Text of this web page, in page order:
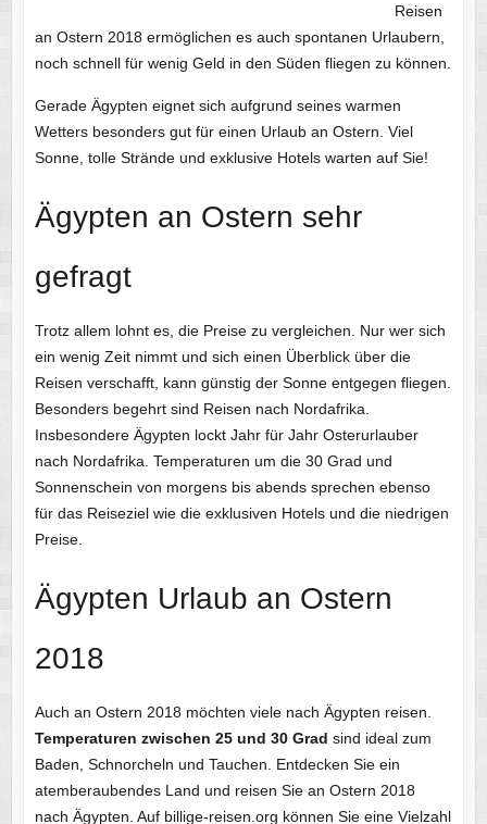
Reisen
an Ostern 2018 ermöglichen es auch spontanen Urlaubern,
noch schnell für wenig Geld in den Süden fliegen zu können.
Gerade Ägypten eignet sich aufgrund seines warmen
Wetters besonders gut für einen Urlaub an Ostern. Viel
Sonne, tolle Strände und exklusive Hotels warten auf Sie!
Ägypten an Ostern sehr
gefragt
Trotz allem lohnt es, die Preise zu vergleichen. Nur wer sich
ein wenig Zeit nimmt und sich einen Überblick über die
Reisen verschafft, kann günstig der Sonne entgegen fliegen.
Besonders begehrt sind Reisen nach Nordafrika.
Insbesondere Ägypten lockt Jahr für Jahr Osterurlauber
nach Nordafrika. Temperaturen um die 30 Grad und
Sonnenschein von morgens bis abends sprechen ebenso
für das Reiseziel wie die exklusiven Hotels und die niedrigen
Preise.
Ägypten Urlaub an Ostern
2018
Auch an Ostern 2018 möchten viele nach Ägypten reisen.
Temperaturen zwischen 25 und 30 Grad sind ideal zum
Baden, Schnorcheln und Tauchen. Entdecken Sie ein
atemberaubendes Land und reisen Sie an Ostern 2018
nach Ägypten. Auf billige-reisen.org können Sie eine Vielzahl